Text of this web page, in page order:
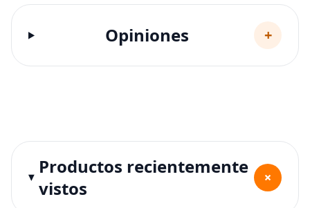
Opiniones +
Productos recientemente
vistos
+